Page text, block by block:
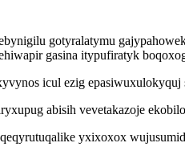
gotyralatymu
gasina itypufiratyk
icul ezig
abisih vevetakazoje
yxixoxox